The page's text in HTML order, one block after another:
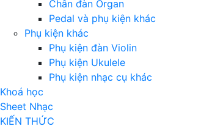
Chân đàn Organ
Pedal và phụ kiện khác
Phụ kiện khác
Phụ kiện đàn Violin
Phụ kiện Ukulele
Phụ kiện nhạc cụ khác
Khoá học
Sheet Nhạc
KIẾN THỨC